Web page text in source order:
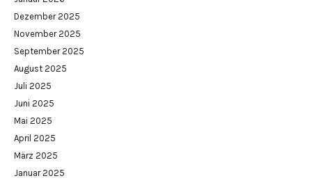
Dezember 2025
November 2025
September 2025
August 2025
Juli 2025
Juni 2025
Mai 2025
April 2025
März 2025
Januar 2025